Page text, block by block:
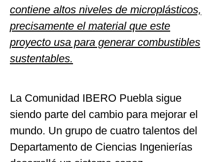
contiene altos niveles de microplásticos,
precisamente el material que este
proyecto usa para generar combustibles
sustentables.
La Comunidad IBERO Puebla sigue
siendo parte del cambio para mejorar el
mundo. Un grupo de cuatro talentos del
Departamento de Ciencias Ingenierías